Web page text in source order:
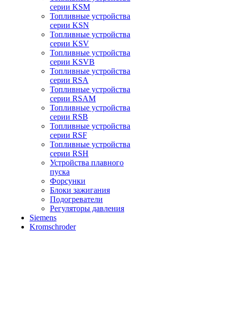
серии KSM
Топливные устройства
серии KSN
Топливные устройства
серии KSV
Топливные устройства
серии KSVB
Топливные устройства
серии RSA
Топливные устройства
серии RSAM
Топливные устройства
серии RSB
Топливные устройства
серии RSF
Топливные устройства
серии RSH
Устройства плавного
пуска
Форсунки
Блоки зажигания
Подогреватели
Регуляторы давления
Siemens
Kromschroder